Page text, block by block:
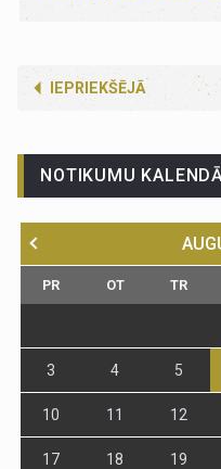
IEPRIEKŠĒJĀ
NOTIKUMU
PR OT TR
3 4 5
10 11 12
17 18 19